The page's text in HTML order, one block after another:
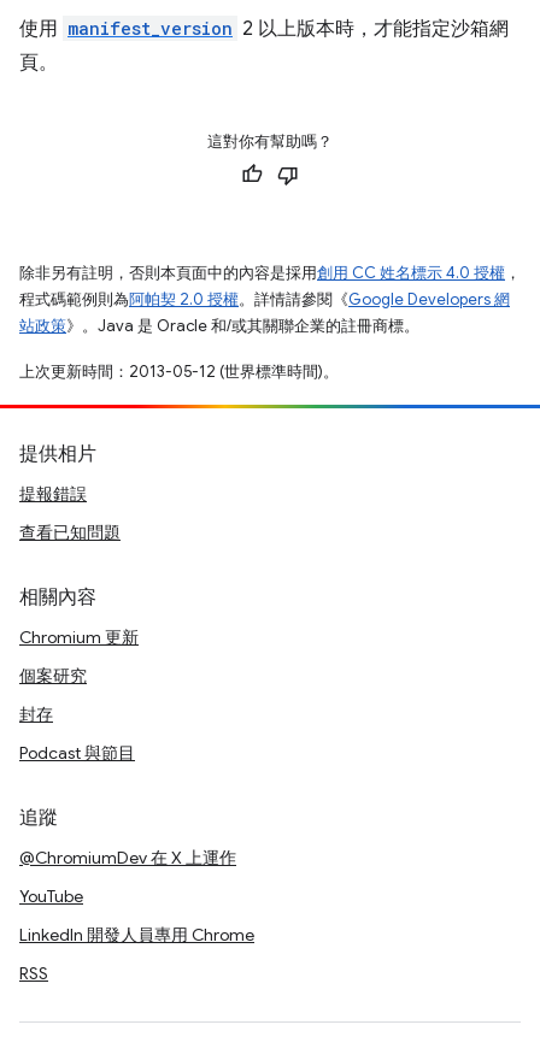
使用 manifest_version 2 以上版本時，才能指定沙箱網
頁。
這對你有幫助嗎？
除非另有註明，否則本頁面中的內容是採用創用 CC 姓名標示 4.0 授權 ，
程式碼範例則為阿帕契 2.0 授權。詳情請參閱《Google Developers 網
站政策》。Java 是 Oracle 和/或其關聯企業的註冊商標。
上次更新時間：2013-05-12 (世界標準時間)。
提供相片
提報錯誤
查看已知問題
相關內容
Chromium 更新
個案研究
封存
Podcast 與節目
追蹤
@ChromiumDev 在 X 上運作
YouTube
LinkedIn 開發人員專用 Chrome
RSS